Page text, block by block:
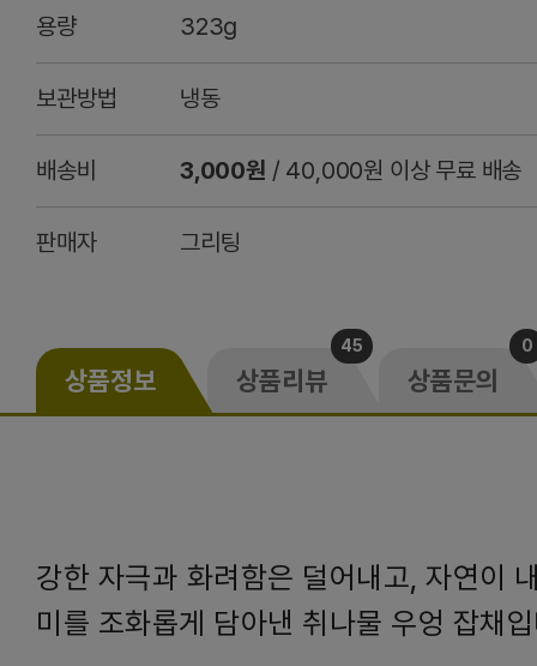
용량 323g
보관방법 냉동
배송비 3,000원 / 40,000원 이상 무료 배송
판매자 그리팅
상품정보 상품리뷰
45
상품문의
0
강한 자극과 화려함은 덜어내고, 자연이
미를 조화롭게 담아낸 취나물 우엉 잡채